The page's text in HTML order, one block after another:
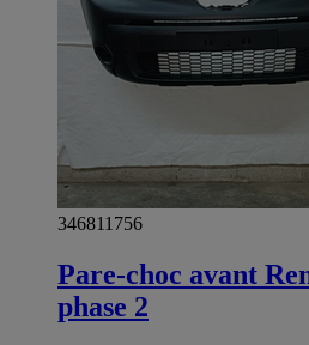
346811756
Pare-choc avant
phase 2